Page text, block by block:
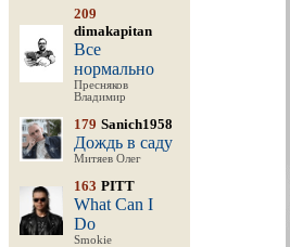
209
dimakapitan
Все
нормально
Пресняков
Владимир
179 Sanich1958
Дождь в саду
Митяев Олег
163 PITT
What Can I
Do
Smokie